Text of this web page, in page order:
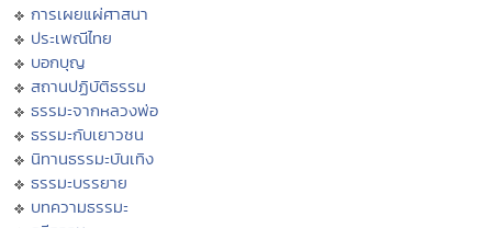
การเผยแผ่ศาสนา
ประเพณีไทย
บอกบุญ
สถานปฏิบัติธรรม
ธรรมะจากหลวงพ่อ
ธรรมะกับเยาวชน
นิทานธรรมะบันเทิง
ธรรมะบรรยาย
บทความธรรมะ